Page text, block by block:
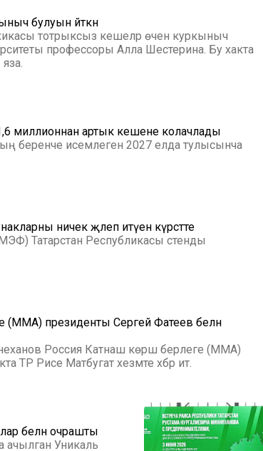
булуын әйткән
тотрыксыз кешеләр өчен куркыныч
миллионнан артык кешене колачлады
беренче исемлеген 2027 елда тулысынча
ничек җәлеп итүен күрсәтте
Татарстан Республикасы стенды
(MMA) президенты Сергей Фатеев белән
Россия Катнаш көрәш берлеге (MMA)
Рәисе Матбугат хезмәте хәбәр итә.
белән очрашты
ачылган Уникаль